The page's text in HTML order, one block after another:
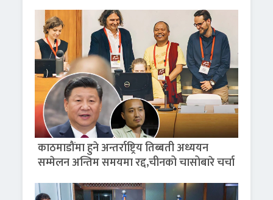
काठमाडौंमा हुने अन्तर्राष्ट्रिय तिब्बती अध्ययन
सम्मेलन अन्तिम समयमा रद्द,चीनको चासोबारे चर्चा